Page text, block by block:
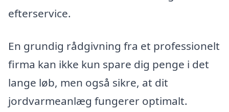
efterservice.
En grundig rådgivning fra et professionelt
firma kan ikke kun spare dig penge i det
lange løb, men også sikre, at dit
jordvarmeanlæg fungerer optimalt.